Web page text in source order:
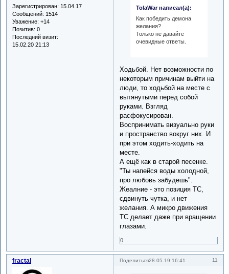
Зарегистрирован: 15.04.17
Сообщений: 1514
Уважение: +14
Позитив: 0
Последний визит:
15.02.20 21:13
TolaWar написал(а):
Как победить демона
желания?
Только не давайте
очевидные ответы.
Ходьбой. Нет возможности по
некоторым причинам выйти на
люди, то ходьбой на месте с
вытянутыми перед собой
руками. Взгляд
расфокусирован.
Воспринимать визуально руки
и пространство вокруг них. И
при этом ходить-ходить на
месте.
А ещё как в старой песенке.
"Ты напейся воды холодной,
про любовь забудешь".
Жеалние - это позиция ТС,
сдвинуть чутка, и нет
желания. А микро движения
ТС делает даже при вращении
глазами.
0
Поделиться 11
28.05.19 16:41
fractal